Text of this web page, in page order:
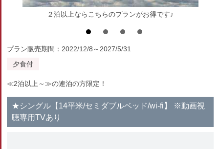
２泊以上ならこちらのプランがお得です♪
プラン販売期間：2022/12/8～2027/5/31
夕食付
≪2泊以上～≫の連泊の方限定！
★シングル【14平米/セミダブルベッド/wi-fi】 ※動画視
聴専用TVあり